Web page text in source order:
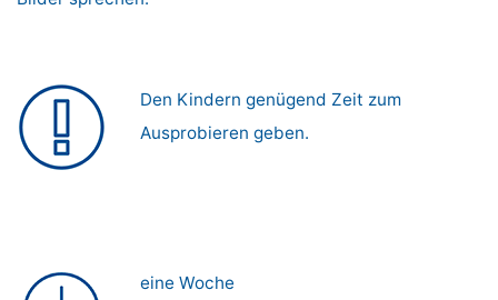
Den Kindern genügend Zeit zum
Ausprobieren geben.
eine Woche